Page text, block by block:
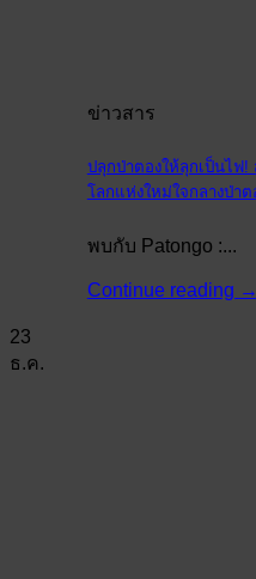
ข่าวสาร
ปลุกป่าตองให้ลุกเป็นไฟ!
โลกแห่งใหม่ใจกลางป่าต
พบกับ Patongo :...
Continue reading →
23
ธ.ค.